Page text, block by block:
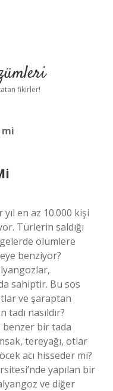
fikirler!
mi
en az 10.000 kişi
Türlerin saldığı
ölümlere
benziyor?
sahiptir. Bu sos
ve şaraptan
nasıldır?
bir tada
tereyağı, otlar
acı hisseder mi?
yapılan bir
ve diğer